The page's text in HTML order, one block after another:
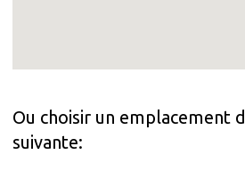
Ou choisir un emplacement
suivante: